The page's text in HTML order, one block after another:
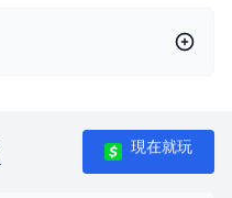
現在就玩